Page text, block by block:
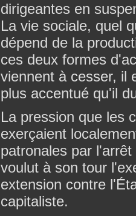
dirigeantes en
La vie sociale, quel
dépend de la
ces deux formes
viennent à cesser, il
plus accentué qu'il
La pression que les
exerçaient
patronales par
voulut à son tour
extension contre
capitaliste.